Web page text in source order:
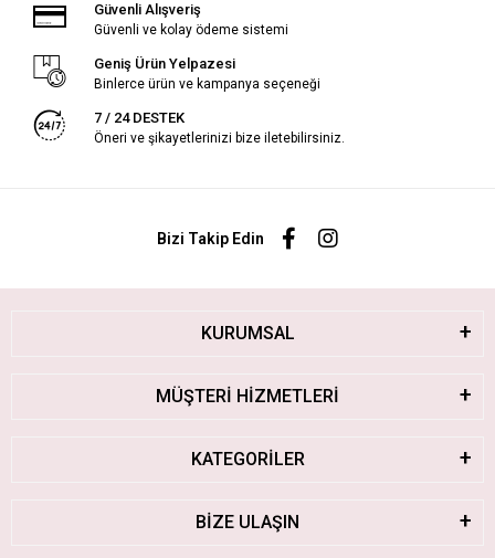
Güvenli Alışveriş
Güvenli ve kolay ödeme sistemi
Geniş Ürün Yelpazesi
Binlerce ürün ve kampanya seçeneği
7 / 24 DESTEK
Öneri ve şikayetlerinizi bize iletebilirsiniz.
Bizi Takip Edin
KURUMSAL
MÜŞTERİ HİZMETLERİ
KATEGORİLER
BİZE ULAŞIN